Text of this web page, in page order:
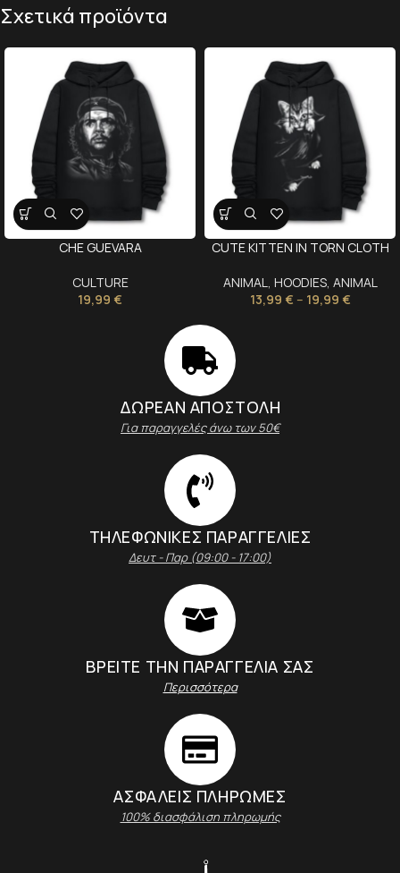
Σχετικά προϊόντα
CHE GUEVARA
CULTURE
19,99 €
CUTE KITTEN IN TORN CLOTH
ANIMAL HOODIES, ANIMAL
13,99 € – 19,99 €
ΔΩΡΕΑΝ ΑΠΟΣΤΟΛΗ
Για παραγγελές άνω των 50€
ΤΗΛΕΦΩΝΙΚΕΣ ΠΑΡΑΓΓΕΛΙΕΣ
Δευτ - Παρ (09:00 - 17:00)
ΒΡΕΙΤΕ ΤΗΝ ΠΑΡΑΓΓΕΛΙΑ ΣΑΣ
Περισσότερα
ΑΣΦΑΛΕΊΣ ΠΛΗΡΩΜΈΣ
100% διασφάλιση πληρωμής